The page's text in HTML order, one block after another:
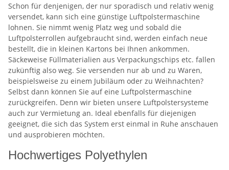
Schon für denjenigen, der nur sporadisch und relativ wenig
versendet, kann sich eine günstige Luftpolstermaschine
lohnen. Sie nimmt wenig Platz weg und sobald die
Luftpolsterrollen aufgebraucht sind, werden einfach neue
bestellt, die in kleinen Kartons bei Ihnen ankommen.
Säckeweise Füllmaterialien aus Verpackungschips etc. fallen
zukünftig also weg. Sie versenden nur ab und zu Waren,
beispielsweise zu einem Jubiläum oder zu Weihnachten?
Selbst dann können Sie auf eine Luftpolstermaschine
zurückgreifen. Denn wir bieten unsere Luftpolstersysteme
auch zur Vermietung an. Ideal ebenfalls für diejenigen
geeignet, die sich das System erst einmal in Ruhe anschauen
und ausprobieren möchten.
Hochwertiges Polyethylen